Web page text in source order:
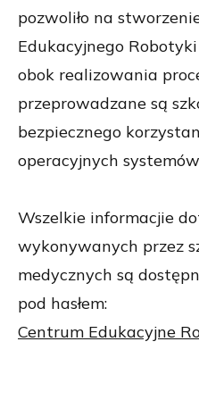
pozwoliło na
Edukacyjnego
obok realizowania
przeprowadzane są
bezpiecznego
operacyjnych
Wszelkie informacjie
wykonywanych przez
medycznych są
pod hasłem:
Centrum Edukacyjne